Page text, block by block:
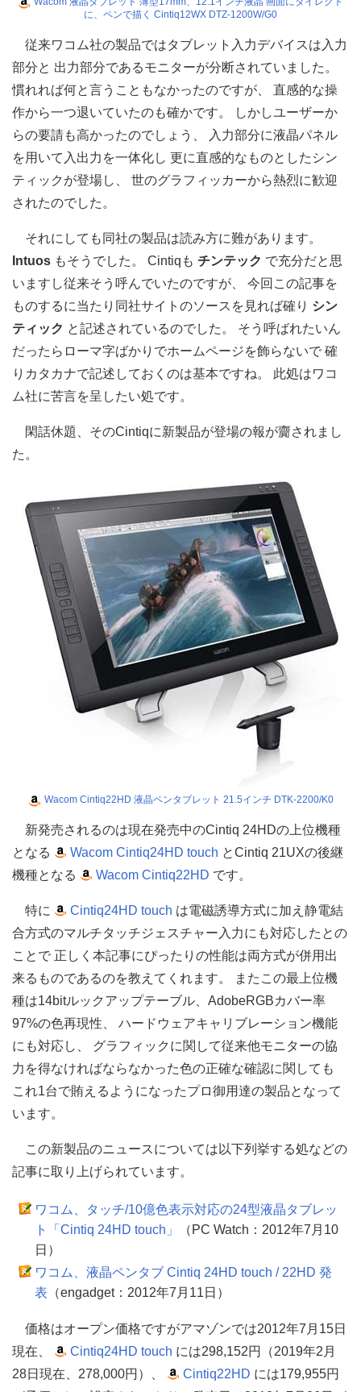
に、ペンで描く Cintiq12WX DTZ-1200W/G0
従来ワコム社の製品ではタブレット入力デバイスは入力
部分と 出力部分であるモニターが分断されていました。
慣れれば何と言うこともなかったのですが、 直感的な操
作から一つ退いていたのも確かです。 しかしユーザーか
らの要請も高かったのでしょう、 入力部分に液晶パネル
を用いて入出力を一体化し 更に直感的なものとしたシン
ティックが登場し、 世のグラフィッカーから熱烈に歓迎
されたのでした。
それにしても同社の製品は読み方に難があります。
Intuos もそうでした。 Cintiqも チンテック で充分だと思
いますし従来そう呼んでいたのですが、 今回この記事を
ものするに当たり同社サイトのソースを見れば確り シン
ティック と記述されているのでした。 そう呼ばれたいん
だったらローマ字ばかりでホームページを飾らないで 確
りカタカナで記述しておくのは基本ですね。 此処はワコ
ム社に苦言を呈したい処です。
閑話休題、そのCintiqに新製品が登場の報が齎されまし
た。
Wacom Cintiq22HD 液晶ペンタブレット 21.5インチ DTK-2200/K0
新発売されるのは現在発売中のCintiq 24HDの上位機種
となる
Wacom Cintiq24HD touch とCintiq 21UXの後継
機種となる
Wacom Cintiq22HD です。
特に Cintiq24HD touch は電磁誘導方式に加え静電結
合方式のマルチタッチジェスチャー入力にも対応したとの
ことで 正しく本記事にぴったりの性能は両方式が併用出
来るものであるのを教えてくれます。 またこの最上位機
種は14bitルックアップテーブル、AdobeRGBカバー率
97%の色再現性、 ハードウェアキャリブレーション機能
にも対応し、 グラフィックに関して従来他モニターの協
力を得なければならなかった色の正確な確認に関しても
これ1台で賄えるようになったプロ御用達の製品となって
います。
この新製品のニュースについては以下列挙する処などの
記事に取り上げられています。
ワコム、タッチ/10億色表示対応の24型液晶タブレッ
ト「Cintiq 24HD touch」
（PC Watch：2012年7月10
日）
ワコム、液晶ペンタブ Cintiq 24HD touch / 22HD 発
表 （engadget：2012年7月11日）
価格はオープン価格ですがアマゾンでは2012年7月15日
現在、
Cintiq24HD touch には298,152円（2019年2月
28日現在、278,000円）、
Cintiq22HD には179,955円